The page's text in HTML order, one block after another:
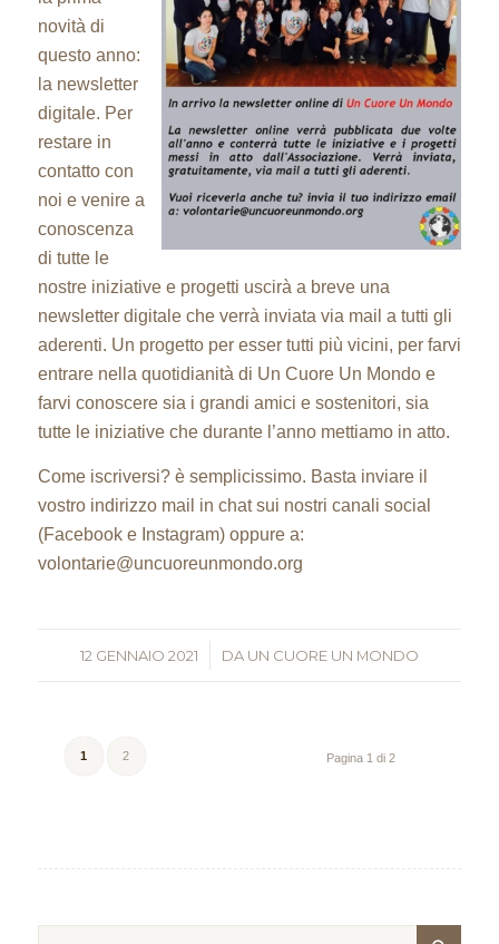
novità di
questo anno:
la newsletter
digitale. Per
restare in
contatto con
noi e venire a
conoscenza
di tutte le
nostre iniziative e progetti uscirà a breve una
newsletter digitale che verrà inviata via mail a tutti gli
aderenti. Un progetto per esser tutti più vicini, per farvi
entrare nella quotidianità di Un Cuore Un Mondo e
farvi conoscere sia i grandi amici e sostenitori, sia
tutte le iniziative che durante l’anno mettiamo in atto.
Come iscriversi? è semplicissimo. Basta inviare il
vostro indirizzo mail in chat sui nostri canali social
(Facebook e Instagram) oppure a:
volontarie@uncuoreunmondo.org
12 GENNAIO 2021
/ DA UN CUORE UN MONDO
Pagina 1 di 2
1 2